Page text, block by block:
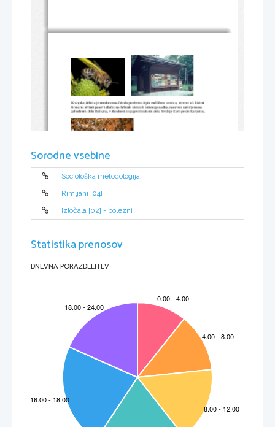
Kranjska čebela je medonosna čebela podvrste Apis mellifera carnica, s tremi ali štirimi
širokimi sivimi pasovi dlačic na hrbtnih okrovih temnega zadka, naravno razširjena na
zahodnem delu Balkana, vzhodnem in jugovzhodnem delu Srednje Evrope do Karpatov.
pridelkov v gosto naseljenih območjih. Od ostalih podvrst medonosnih čebel se loči tako po
vitko telo
Sorodne vsebine
Sociološka metodologija
Rimljani [04]
Izločala [02] - bolezni
Statistika prenosov
DNEVNA PORAZDELITEV